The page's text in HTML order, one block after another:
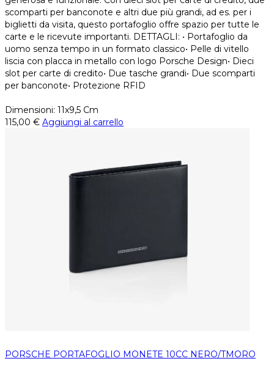
scomparti per banconote e altri due più grandi, ad es. per i
biglietti da visita, questo portafoglio offre spazio per tutte le
carte e le ricevute importanti. DETTAGLI: • Portafoglio da
uomo senza tempo in un formato classico• Pelle di vitello
liscia con placca in metallo con logo Porsche Design• Dieci
slot per carte di credito• Due tasche grandi• Due scomparti
per banconote• Protezione RFID
Dimensioni: 11x9,5 Cm
115,00 € Aggiungi al carrello
PORSCHE PORTAFOGLIO MONETE 10CC NERO/TMORO